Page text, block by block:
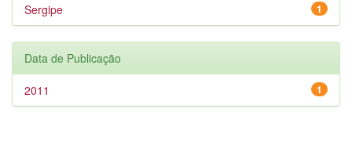
1
Sergipe
Data de Publicação
1
2011